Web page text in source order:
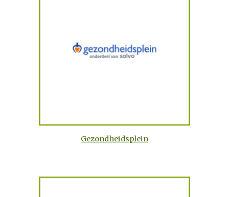
Gezondheidsplein